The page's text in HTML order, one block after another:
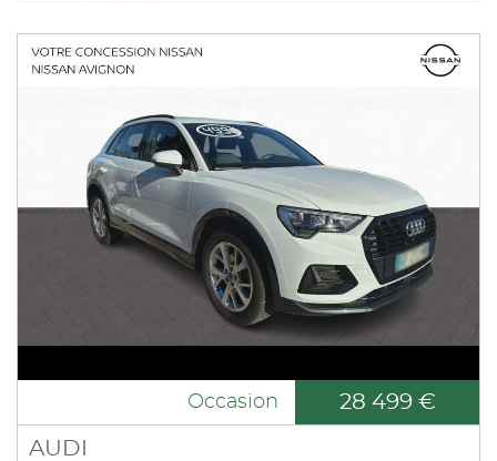
Occasion 28 499 €
AUDI